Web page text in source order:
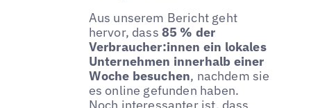
Aus unserem Bericht geht
hervor, dass 85 % der
Verbraucher:innen ein lokales
Unternehmen innerhalb einer
Woche besuchen, nachdem sie
es online gefunden haben.
Noch interessanter ist, dass